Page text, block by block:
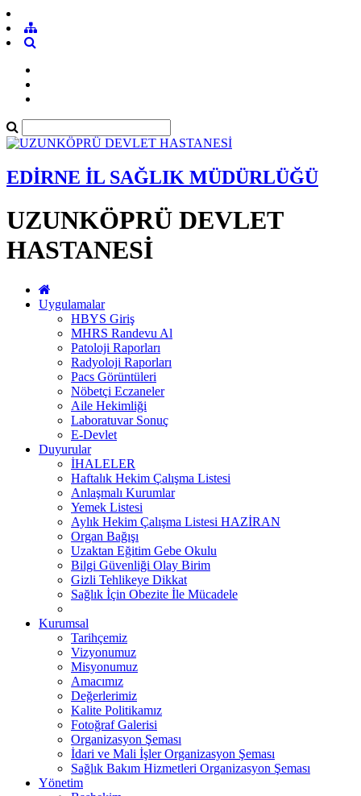
EDİRNE İL SAĞLIK MÜDÜRLÜĞÜ
UZUNKÖPRÜ DEVLET
HASTANESİ
Uygulamalar
HBYS Giriş
MHRS Randevu Al
Patoloji Raporları
Radyoloji Raporları
Pacs Görüntüleri
Nöbetçi Eczaneler
Aile Hekimliği
Laboratuvar Sonuç
E-Devlet
Duyurular
İHALELER
Haftalık Hekim Çalışma Listesi
Anlaşmalı Kurumlar
Yemek Listesi
Aylık Hekim Çalışma Listesi HAZİRAN
Organ Bağışı
Uzaktan Eğitim Gebe Okulu
Bilgi Güvenliği Olay Birim
Gizli Tehlikeye Dikkat
Sağlık İçin Obezite İle Mücadele
Kurumsal
Tarihçemiz
Vizyonumuz
Misyonumuz
Amacımız
Değerlerimiz
Kalite Politikamız
Fotoğraf Galerisi
Organizasyon Şeması
İdari ve Mali İşler Organizasyon Şeması
Sağlık Bakım Hizmetleri Organizasyon Şeması
Yönetim